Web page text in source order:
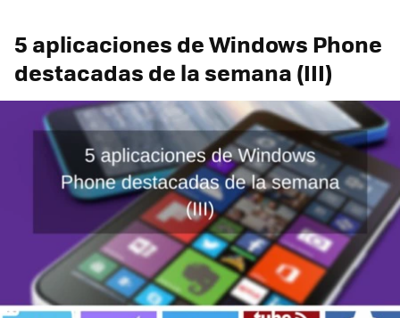
5 aplicaciones de Windows Phone
destacadas de la semana (III)